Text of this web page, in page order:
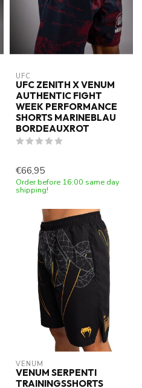
UFC
UFC ZENITH X VENUM
AUTHENTIC FIGHT
WEEK PERFORMANCE
SHORTS MARINEBLAU
BORDEAUXROT
€66,95
Order before 16:00 same day
shipping!
VENUM
VENUM SERPENTI
TRAININGSSHORTS